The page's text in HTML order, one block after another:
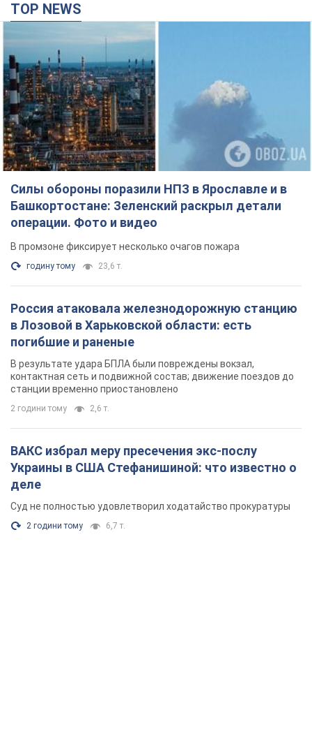
TOP NEWS
Силы обороны поразили НПЗ в Ярославле и в
Башкортостане: Зеленский раскрыл детали
операции. Фото и видео
В промзоне фиксирует несколько очагов пожара
годину тому 23,6 т.
Россия атаковала железнодорожную станцию
в Лозовой в Харьковской области: есть
погибшие и раненые
В результате удара БПЛА были повреждены вокзал,
контактная сеть и подвижной состав; движение поездов до
станции временно приостановлено
2 години тому 2,6 т.
ВАКС избрал меру пресечения экс-послу
Украины в США Стефанишиной: что известно о
деле
Суд не полностью удовлетворил ходатайство прокуратуры
2 години тому 6,7 т.